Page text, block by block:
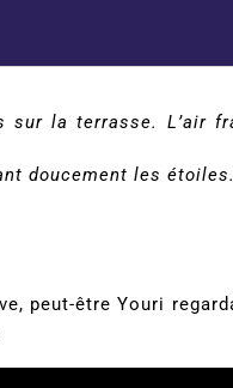
sur la terrasse. L’air
doucement les étoiles.
peut-être Youri